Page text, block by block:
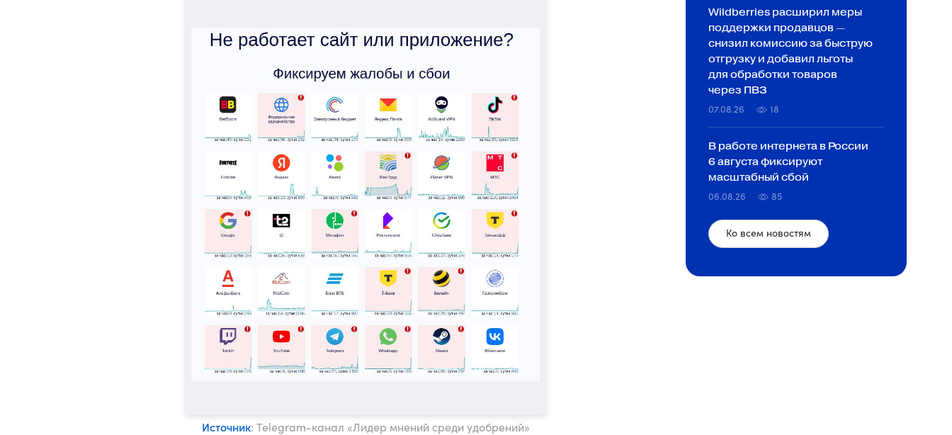
Источник: Telegram-канал «Лидер мнений среди удобрений»
Wildberries расширил меры
поддержки продавцов —
снизил комиссию за быструю
отгрузку и добавил льготы
для обработки товаров
через ПВЗ
07.08.26 18
В работе интернета в России
6 августа фиксируют
масштабный сбой
06.08.26 85
Ко всем новостям